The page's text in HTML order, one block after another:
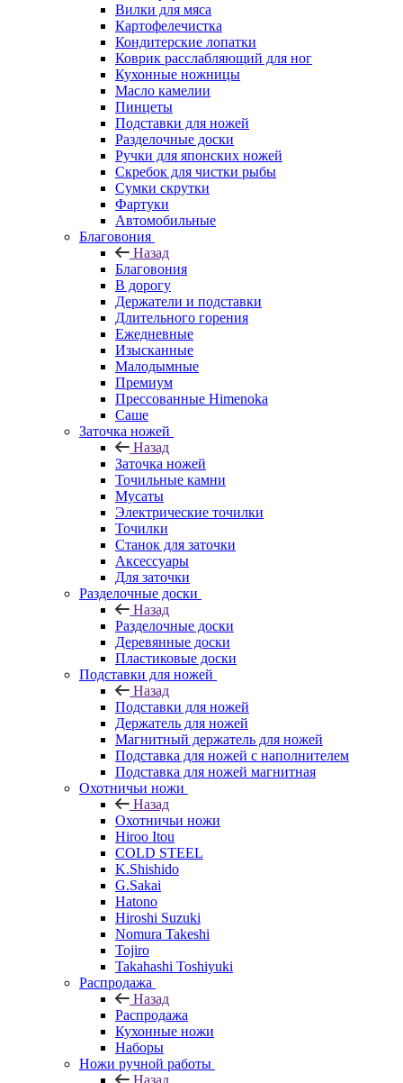
Вилки для мяса
Картофелечистка
Кондитерские лопатки
Коврик расслабляющий для ног
Кухонные ножницы
Масло камелии
Пинцеты
Подставки для ножей
Разделочные доски
Ручки для японских ножей
Скребок для чистки рыбы
Сумки скрутки
Фартуки
Автомобильные
Благовония
Назад
Благовония
В дорогу
Держатели и подставки
Длительного горения
Ежедневные
Изысканные
Малодымные
Премиум
Прессованные Himenoka
Саше
Заточка ножей
Назад
Заточка ножей
Точильные камни
Мусаты
Электрические точилки
Точилки
Станок для заточки
Аксессуары
Для заточки
Разделочные доски
Назад
Разделочные доски
Деревянные доски
Пластиковые доски
Подставки для ножей
Назад
Подставки для ножей
Держатель для ножей
Магнитный держатель для ножей
Подставка для ножей с наполнителем
Подставка для ножей магнитная
Охотничьи ножи
Назад
Охотничьи ножи
Hiroo Itou
COLD STEEL
K.Shishido
G.Sakai
Hatono
Hiroshi Suzuki
Nomura Takeshi
Tojiro
Takahashi Toshiyuki
Распродажа
Назад
Распродажа
Кухонные ножи
Наборы
Ножи ручной работы
Назад